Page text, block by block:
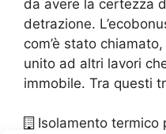
da avere la certezza
detrazione.
com’è stato
unito ad altri lavori
immobile. Tra questi
Isolamento termico